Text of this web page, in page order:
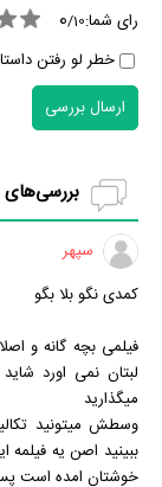
رای شما: 0/10
خطر لو رفتن
ارسال بررسی
بررسی‌های
سپهر
کمدی نگو بلا بگو
فیلمی بچه گانه و
لبتان نمی اورد
میگذارید
وسطش میتونید
ببینید اصن یه فیلمه
خوشتان امده است